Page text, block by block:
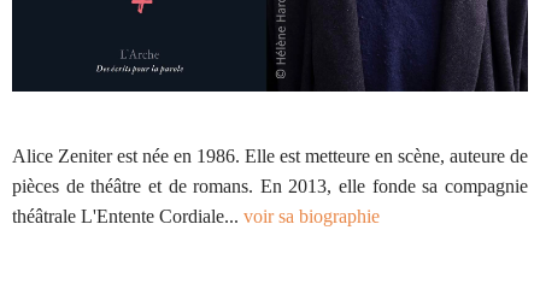
Alice Zeniter est née en 1986. Elle est metteure en scène, auteure de
pièces de théâtre et de romans. En 2013, elle fonde sa compagnie
théâtrale L'Entente Cordiale... voir sa biographie